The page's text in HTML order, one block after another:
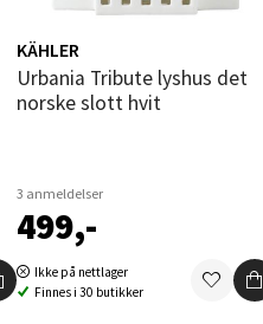
KÄHLER
Urbania Tribute lyshus det
norske slott hvit
3 anmeldelser
499,-
Ikke på nettlager
Finnes i 30 butikker
Velg